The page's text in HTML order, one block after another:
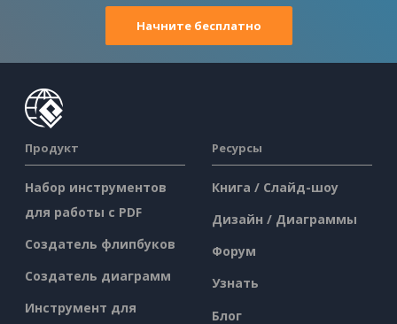
Начните бесплатно
Продукт
Набор инструментов
для работы с PDF
Создатель флипбуков
Создатель диаграмм
Инструмент для
Ресурсы
Книга / Слайд-шоу
Дизайн / Диаграммы
Форум
Узнать
Блог